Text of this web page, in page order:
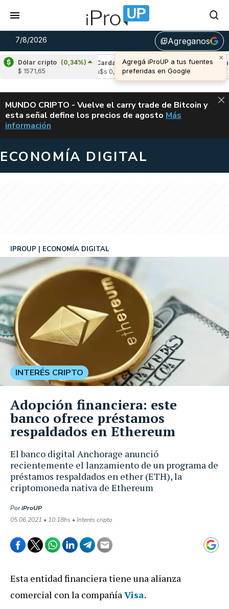
7/8/2026 library_addAgreganos
×
Agregá iProUP a tus fuentes
preferidas en Google
Dólar cripto (0,34%)
$ 1571,65
(-0,60%)
Cardano (5,95%)
u$s 0,20
Avalanche
u$s 6,45
ALERTA
MUNDO CRIPTO - Vuelve el carry trade de Bitcoin y
esta señal define los precios de agosto VUELVE EL
Más
información
ECONOMÍA DIGITAL
El banco digital Anchorage anunció
recientemente el lanzamiento de un programa de
préstamos respaldados en ether (ETH), la
criptomoneda nativa de Ethereum
IPROUP ECONOMÍA DIGITAL
PoriProUP
05.06.2021 • 10:18hs • Interés cripto
INTERÉS CRIPTO
Adopción financiera: este
banco ofrece préstamos
respaldados en Ethereum
Esta entidad financiera tiene una alianza
comercial con la compañíaVisa.